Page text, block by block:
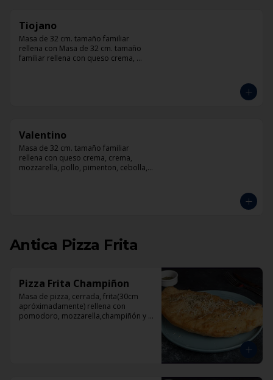
Tiojano
Masa de 32 cm. tamaño familiar
rellena con Masa de 32 cm. tamaño
familiar rellena con queso crema,
Valentino
Masa de 32 cm. tamaño familiar
rellena con queso crema, crema,
mozzarella, pollo, pimenton, cebolla,
Antica Pizza Frita
Pizza Frita Champiñon
Masa de pizza, cerrada, frita(30cm
apróximadamente) rellena con
pomodoro, mozzarella,champiñón y